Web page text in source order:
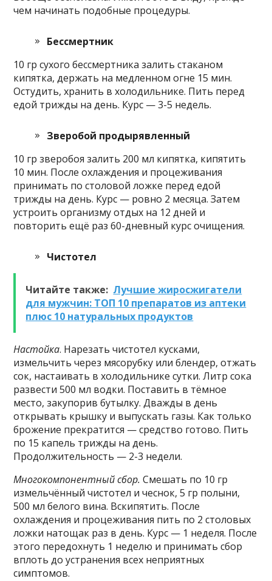
чем начинать подобные процедуры.
Бессмертник
10 гр сухого бессмертника залить стаканом
кипятка, держать на медленном огне 15 мин.
Остудить, хранить в холодильнике. Пить перед
едой трижды на день. Курс — 3-5 недель.
Зверобой продырявленный
10 гр зверобоя залить 200 мл кипятка, кипятить
10 мин. После охлаждения и процеживания
принимать по столовой ложке перед едой
трижды на день. Курс — ровно 2 месяца. Затем
устроить организму отдых на 12 дней и
повторить ещё раз 60-дневный курс очищения.
Чистотел
Читайте также: Лучшие жиросжигатели
для мужчин: ТОП 10 препаратов из аптеки
плюс 10 натуральных продуктов
Настойка. Нарезать чистотел кусками,
измельчить через мясорубку или блендер, отжать
сок, настаивать в холодильнике сутки. Литр сока
развести 500 мл водки. Поставить в тёмное
место, закупорив бутылку. Дважды в день
открывать крышку и выпускать газы. Как только
брожение прекратится — средство готово. Пить
по 15 капель трижды на день.
Продолжительность — 2-3 недели.
Многокомпонентный сбор. Смешать по 10 гр
измельчённый чистотел и чеснок, 5 гр полыни,
500 мл белого вина. Вскипятить. После
охлаждения и процеживания пить по 2 столовых
ложки натощак раз в день. Курс — 1 неделя. После
этого передохнуть 1 неделю и принимать сбор
вплоть до устранения всех неприятных
симптомов.